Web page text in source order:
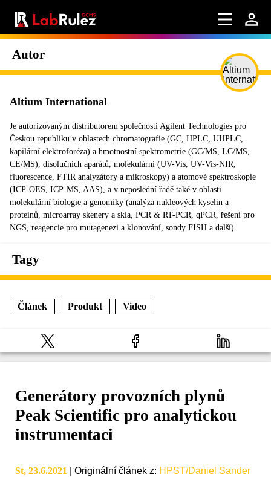
Autor
Altium International
Je autorizovaným distributorem společnosti Agilent Technologies pro
Českou republiku v oblastech chromatografie (GC, HPLC, UHPLC,
kapilární elektroforéza) a hmotnostní spektrometrie (GC/MS, LC/MS,
CE/MS), disolučních aparátů, molekulární (UV-Vis, UV-Vis-NIR,
fluorescence, FTIR analyzátory a mikroskopy) a atomové spektroskopie
(ICP-OES, ICP-MS, AAS), a v neposlední řadě také v oblasti
molekulární biologie a genomiky (analýza nukleových kyselin a
proteinů, microarray skenery a skla, PCR & RT-PCR, qPCR, řešení pro
NGS, reagencie pro mutagenezi a klonování, sondy FISH a další).
Tagy
Článek Produkt Video
Generátory provozních plynů
Peak Scientific pro analytickou
instrumentaci
St, 23.6.2021 Originální článek z: HPST/Daniel Sander